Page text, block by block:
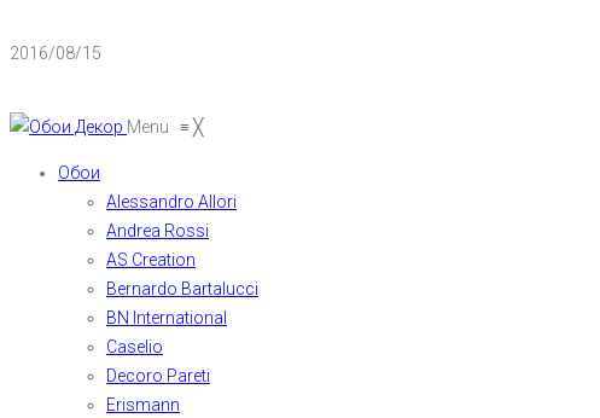
2016/08/15
Menu ≡╳
Обои
Alessandro Allori
Andrea Rossi
AS Creation
Bernardo Bartalucci
BN International
Caselio
Decoro Pareti
Erismann